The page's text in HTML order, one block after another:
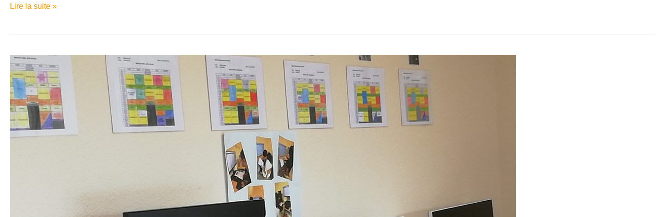
Lire la suite »
L’atelier
communication
de
l’EMPro
communique
!